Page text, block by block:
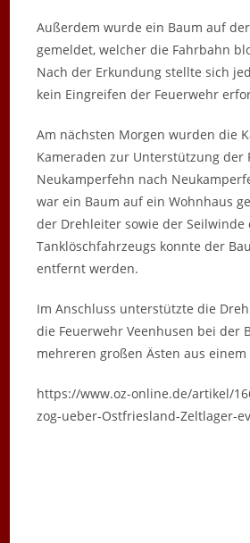
Außerdem wurde ein Baum auf
gemeldet, welcher die Fahrbahn
Nach der Erkundung stellte sich
kein Eingreifen der Feuerwehr
Am nächsten Morgen wurden die
Kameraden zur Unterstützung der
Neukamperfehn nach
war ein Baum auf ein Wohnhaus
der Drehleiter sowie der Seilwinde
Tanklöschfahrzeugs konnte der
entfernt werden.
Im Anschluss unterstützte die
die Feuerwehr Veenhusen bei der
mehreren großen Ästen aus einem
https://www.oz-online.de/artikel/
zog-ueber-Ostfriesland-Zeltlager-